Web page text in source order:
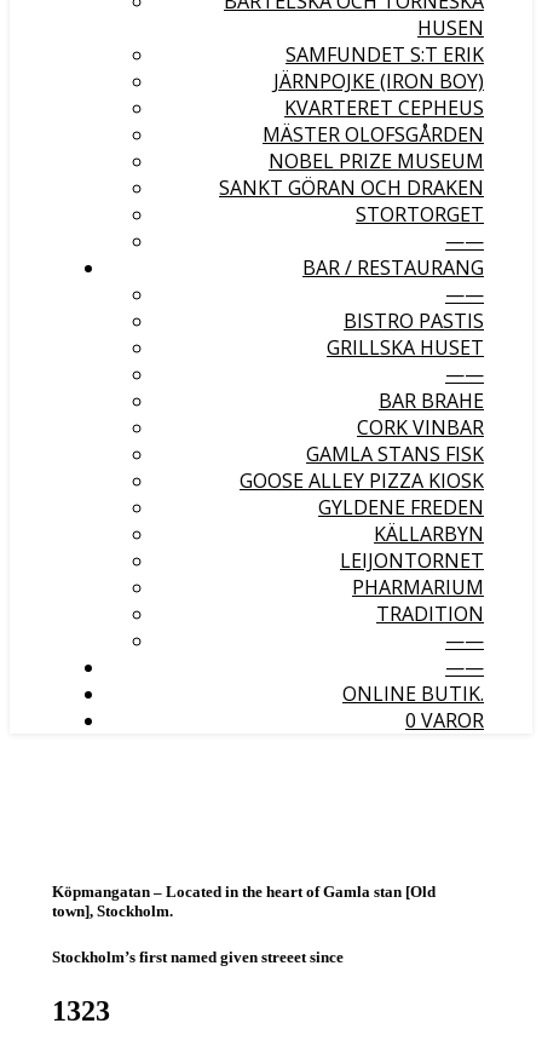
HUSEN
SAMFUNDET S:T ERIK
JÄRNPOJKE (IRON BOY)
KVARTERET CEPHEUS
MÄSTER OLOFSGÅRDEN
NOBEL PRIZE MUSEUM
SANKT GÖRAN OCH DRAKEN
STORTORGET
——
BAR / RESTAURANG
——
BISTRO PASTIS
GRILLSKA HUSET
——
BAR BRAHE
CORK VINBAR
GAMLA STANS FISK
GOOSE ALLEY PIZZA KIOSK
GYLDENE FREDEN
KÄLLARBYN
LEIJONTORNET
PHARMARIUM
TRADITION
——
——
ONLINE BUTIK.
0 VAROR
Köpmangatan – Located in the heart of Gamla stan [Old
town], Stockholm.
Stockholm’s first named given streeet since
1323